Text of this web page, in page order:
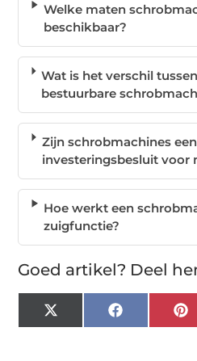
Welke maten
beschikbaar?
Wat is het verschil
bestuurbare
Zijn schrobmachines
investeringsbesluit voor
Hoe werkt een
zuigfunctie?
Goed artikel? Deel
X
(Twitter)
Facebook